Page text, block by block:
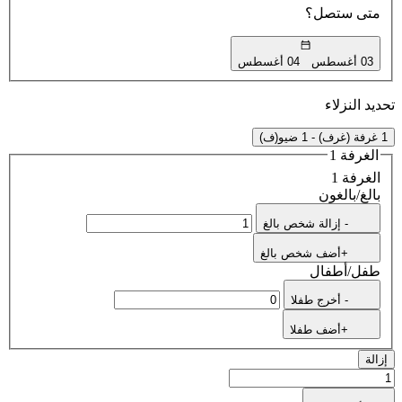
متى ستصل؟
03 أغسطس 04 أغسطس
تحديد النزلاء
1 غرفة (غرف) - 1 ضيو(ف)
الغرفة 1
الغرفة 1
بالغ/بالغون
- إزالة شخص بالغ
+أضف شخص بالغ
طفل/أطفال
- أخرج طفلا
+أضف طفلا
إزالة